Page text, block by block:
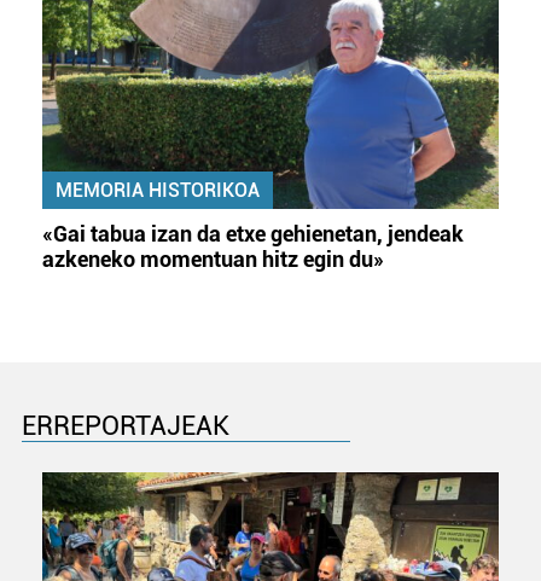
MEMORIA HISTORIKOA
«Gai tabua izan da etxe gehienetan, jendeak
azkeneko momentuan hitz egin du»
ERREPORTAJEAK